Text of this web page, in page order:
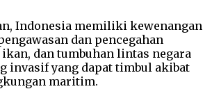
Indonesia memiliki kewenangan
dan pencegahan
dan tumbuhan lintas negara
invasif yang dapat timbul akibat
maritim.